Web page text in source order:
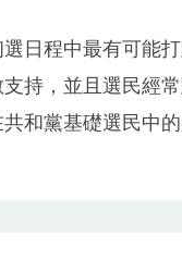
日程中最有可能打
持，並且選民經
和黨基礎選民中